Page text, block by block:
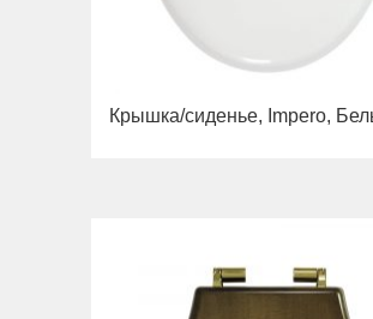
Крышка/сиденье, Impero,